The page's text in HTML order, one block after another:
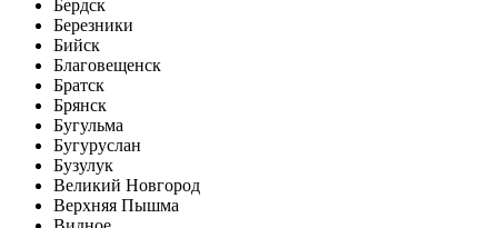
Бердск
Березники
Бийск
Благовещенск
Братск
Брянск
Бугульма
Бугуруслан
Бузулук
Великий Новгород
Верхняя Пышма